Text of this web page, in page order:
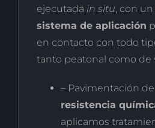
ejecutada in situ, con un
sistema de aplicación
en contacto con todo
tanto peatonal como de
– Pavimentación de
resistencia
aplicamos